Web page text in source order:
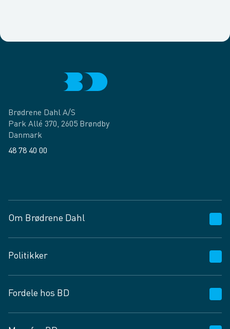
Brødrene Dahl A/S
Park Allé 370, 2605 Brøndby
Danmark
48 78 40 00
Om Brødrene Dahl
Vagttelefon 30 10 89 89
Spørgsmål og svar
Job og karriere
Fødevarekontrolrapport
Politikker
Privatlivspolitik
Cookies
Fordele hos BD